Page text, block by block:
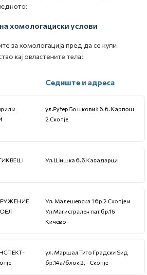
хомологациски услови
за хомологација пред да се купи
кај овластените тела:
Седиште и адреса
и
ул.Руѓер Бошковиќ б.б. Карпош
2 Скопје
Ул.Шишка б.б Кавадарци
Ул. Малешевска 1 бр 2 Скопје и
Ул Магистрален пат бр.16
Кичево
ул. Маршал Тито Градски Ѕид
бр.14а/блок 2, - Скопје